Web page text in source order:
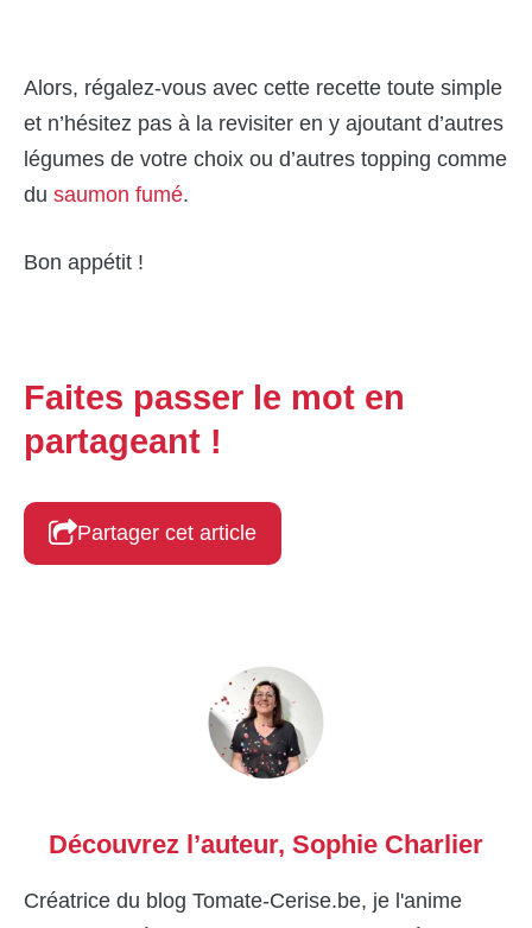
Alors, régalez-vous avec cette recette toute simple
et n’hésitez pas à la revisiter en y ajoutant d’autres
légumes de votre choix ou d’autres topping comme
du saumon fumé.
Bon appétit !
Faites passer le mot en
partageant !
Partager cet article
Découvrez l’auteur, Sophie Charlier
Créatrice du blog Tomate-Cerise.be, je l'anime